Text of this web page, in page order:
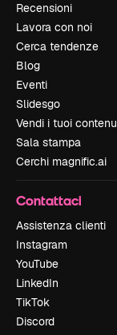
Recensioni
Lavora con noi
Cerca tendenze
Blog
Eventi
Slidesgo
Vendi i tuoi
Sala stampa
Cerchi magnific.ai
Contattaci
Assistenza clienti
Instagram
YouTube
LinkedIn
TikTok
Discord